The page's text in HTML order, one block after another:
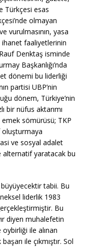
Türkçesi esas
olmayan
vurulmasının, yasa
faaliyetlerinin
Denktaş isminde
Başkanlığı’nda
dönemi bu liderliği
partisi UBP’nin
dönem, Türkiye’nin
bir nüfus aktarımı
sömürüsü; TKP
oluşturmaya
ve sosyal adalet
alternatif yaratacak bu
tabii. Bu
liderlik 1983
Bu
diyen muhalefetin
ile alınan
ile çıkmıştır. Sol